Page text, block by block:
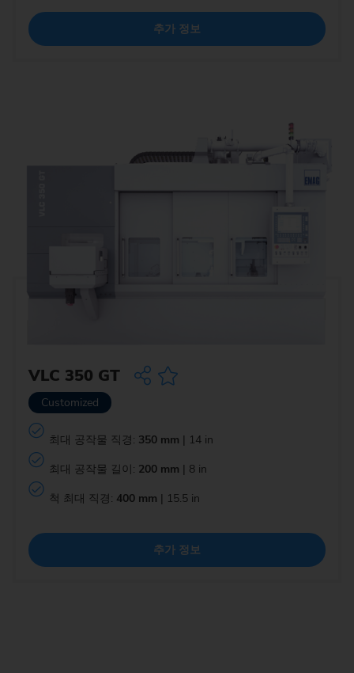
추가 정보
VLC 350 GT
Customized
최대 공작물 직경: 350 mm | 14 in
최대 공작물 길이: 200 mm | 8 in
척 최대 직경: 400 mm | 15.5 in
추가 정보